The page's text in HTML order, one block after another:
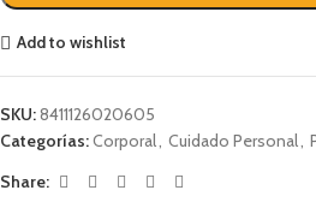
Add to wishlist
SKU:8411126020605
Categorías:Corporal Cuidado Personal
Share: